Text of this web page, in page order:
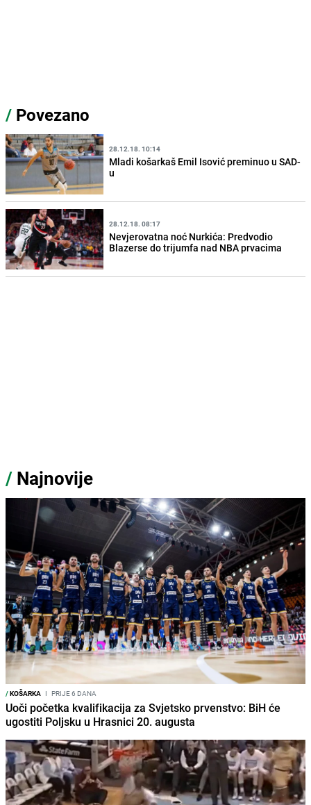
/ Povezano
28.12.18. 10:14
Mladi košarkaš Emil Isović preminuo u SAD-
u
28.12.18. 08:17
Nevjerovatna noć Nurkića: Predvodio
Blazerse do trijumfa nad NBA prvacima
/ Najnovije
/KOŠARKA I PRIJE 6 DANA
Uoči početka kvalifikacija za Svjetsko prvenstvo: BiH će
ugostiti Poljsku u Hrasnici 20. augusta